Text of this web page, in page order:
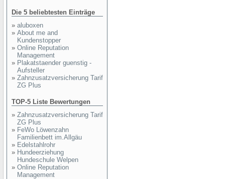
Die 5 beliebtesten Einträge
» aluboxen
» About me and
Kundenstopper
» Online Reputation
Management
» Plakatstaender guenstig -
Aufsteller
» Zahnzusatzversicherung Tarif
ZG Plus
TOP-5 Liste Bewertungen
» Zahnzusatzversicherung Tarif
ZG Plus
» FeWo Löwenzahn
Familienbett im.Allgäu
» Edelstahlrohr
» Hundeerziehung
Hundeschule Welpen
» Online Reputation
Management